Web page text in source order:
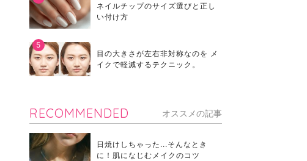
ネイルチップのサイズ選びと正し
い付け方
目の大きさが左右非対称なのを メ
イクで軽減するテクニック。
RECOMMENDED オススメの記事
日焼けしちゃった...そんなとき
に！肌になじむメイクのコツ